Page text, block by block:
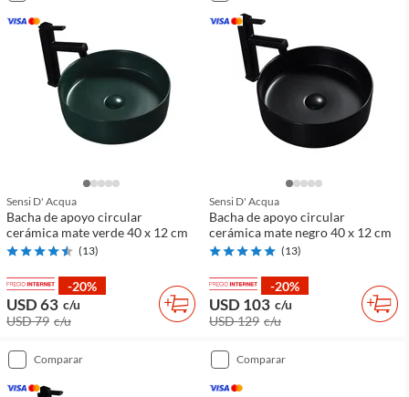
Sensi D' Acqua
Bacha de apoyo circular
cerámica mate verde 40 x 12 cm
(13)
-20%
USD 63 c/u
USD 79 c/u
Sensi D' Acqua
Bacha de apoyo circular
cerámica mate negro 40 x 12 cm
(13)
-20%
USD 103 c/u
USD 129 c/u
comparar comparar